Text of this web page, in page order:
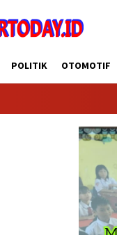
POLITIK OTOMOTIF